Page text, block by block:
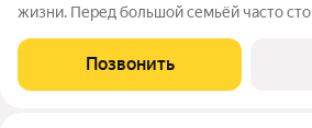
жизни. Перед большой семьёй часто
высокими расходами на содержание и
инфраструктуры. ЖК «Мой адрес
Позвонить